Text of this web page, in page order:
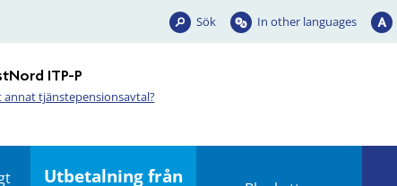
Sök In other languages
ITP-P
tjänstepensionsavtal?
Utbetalning från